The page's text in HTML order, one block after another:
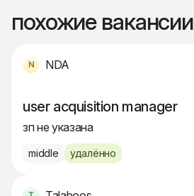
похожие вакансии
NDA
user acquisition manager
зп не указана
middle удалённо